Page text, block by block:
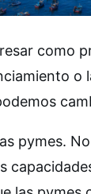
como
o
pymes.